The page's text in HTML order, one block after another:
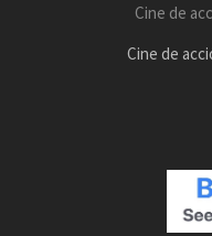
Cine de
Cine de